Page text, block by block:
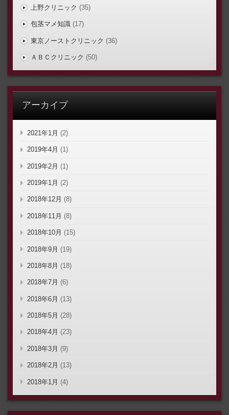
上野クリニック (35)
包茎マメ知識(17)
東京ノーストクリニック (36)
ＡＢＣクリニック (50)
アーカイブ
2021年1月 (2)
2019年4月 (1)
2019年2月 (1)
2019年1月 (2)
2018年12月 (8)
2018年11月 (8)
2018年10月 (15)
2018年9月 (19)
2018年8月 (18)
2018年7月 (6)
2018年6月 (13)
2018年5月 (28)
2018年4月 (23)
2018年3月 (9)
2018年2月 (13)
2018年1月 (4)